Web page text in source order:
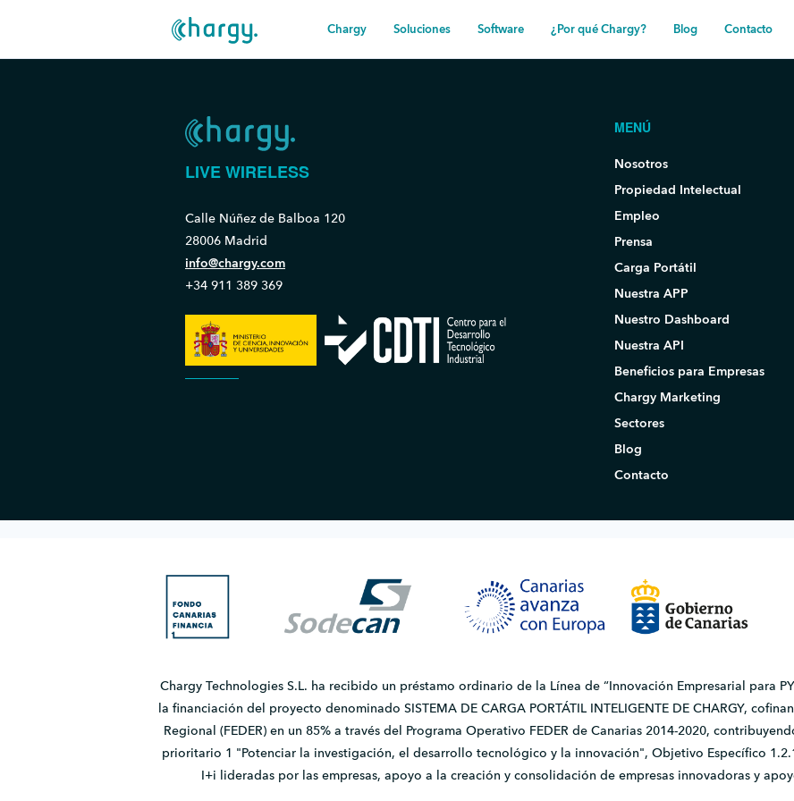
Chargy Soluciones Software ¿Por qué Chargy? Blog Contacto
LIVE WIRELESS
Calle Núñez de Balboa 120
28006 Madrid
info@chargy.com
+34 911 389 369
MENÚ
Nosotros
Propiedad Intelectual
Empleo
Prensa
Carga Portátil
Nuestra APP
Nuestro Dashboard
Nuestra API
Beneficios para Empresas
Chargy Marketing
Sectores
Blog
Contacto
Chargy Technologies S.L. ha recibido un préstamo ordinario de la Línea de “Innovación Empresarial para
la financiación del proyecto denominado SISTEMA DE CARGA PORTÁTIL INTELIGENTE DE CHARGY,
Regional (FEDER) en un 85% a través del Programa Operativo FEDER de Canarias 2014-2020,
prioritario 1 "Potenciar la investigación, el desarrollo tecnológico y la innovación", Objetivo Específico
I+i lideradas por las empresas, apoyo a la creación y consolidación de empresas innovadoras y